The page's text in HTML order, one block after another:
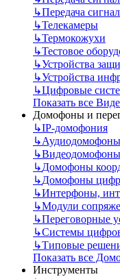
↳Передача
↳Телекамеры
↳Термокожухи
↳Тестовое
↳Устройства
↳Устройства
↳Цифровые
Показать все
Домофоны и
↳IP-домофония
↳
↳
↳Домофоны
↳Домофоны
↳Интерфоны,
↳Модули
↳Переговорные
↳Системы
↳Типовые
Показать все
Инструменты